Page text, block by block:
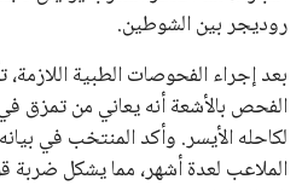
يبدو أن السويسري جياني إنفانتينو
كرئيس للاتحاد الدولي لكرة القدم
الجمعية العمومية. مما يعزز فرصته
2027، ويجعله المرشح الأكثر حظًا حتى الآن.